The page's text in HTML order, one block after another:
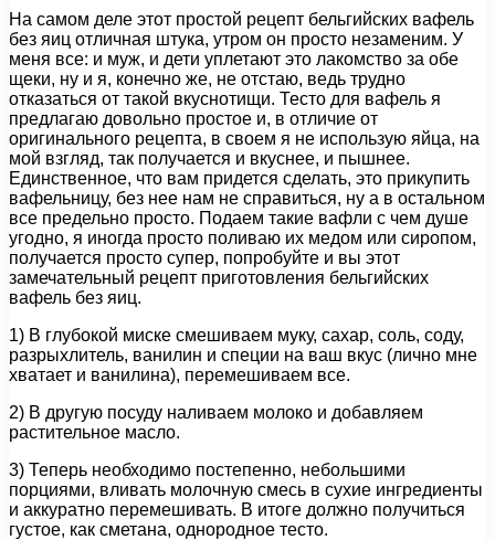
На самом деле этот простой рецепт бельгийских вафель
без яиц отличная штука, утром он просто незаменим. У
меня все: и муж, и дети уплетают это лакомство за обе
щеки, ну и я, конечно же, не отстаю, ведь трудно
отказаться от такой вкуснотищи. Тесто для вафель я
предлагаю довольно простое и, в отличие от
оригинального рецепта, в своем я не использую яйца, на
мой взгляд, так получается и вкуснее, и пышнее.
Единственное, что вам придется сделать, это прикупить
вафельницу, без нее нам не справиться, ну а в остальном
все предельно просто. Подаем такие вафли с чем душе
угодно, я иногда просто поливаю их медом или сиропом,
получается просто супер, попробуйте и вы этот
замечательный рецепт приготовления бельгийских
вафель без яиц.
1) В глубокой миске смешиваем муку, сахар, соль, соду,
разрыхлитель, ванилин и специи на ваш вкус (лично мне
хватает и ванилина), перемешиваем все.
2) В другую посуду наливаем молоко и добавляем
растительное масло.
3) Теперь необходимо постепенно, небольшими
порциями, вливать молочную смесь в сухие ингредиенты
и аккуратно перемешивать. В итоге должно получиться
густое, как сметана, однородное тесто.